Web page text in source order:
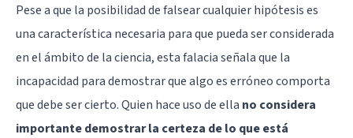
Pese a que la posibilidad de falsear cualquier hipótesis es
una característica necesaria para que pueda ser considerada
en el ámbito de la ciencia, esta falacia señala que la
incapacidad para demostrar que algo es erróneo comporta
que debe ser cierto. Quien hace uso de ella no considera
importante demostrar la certeza de lo que está